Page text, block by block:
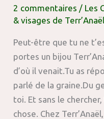
2 commentaires / Les
& visages de Terr’Anaël
Peut-être que tu ne
portes un bijou
d’où il venait.Tu as
parlé de la graine.Du
toi. Et sans le
chose. Chez